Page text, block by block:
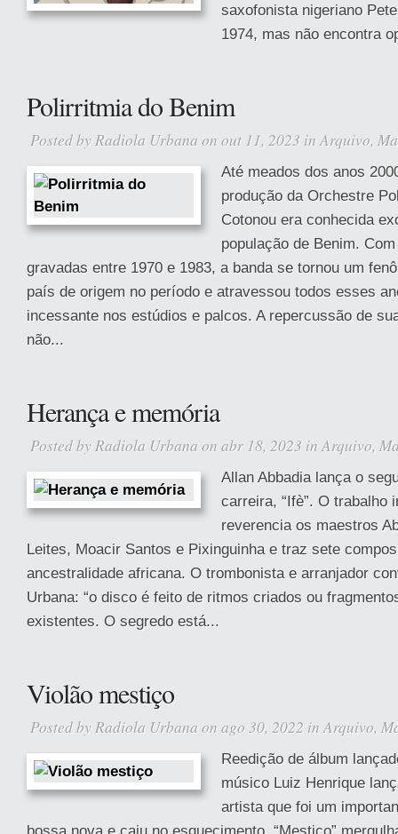
saxofonista nigeriano
1974, mas não encontra
Polirritmia do Benim
Posted by Radiola Urbana on out 11, 2023 inArquivo,
Até meados dos anos
produção da Orchestre
Cotonou era conhecida
população de Benim.
gravadas entre 1970 e 1983, a banda se tornou um
país de origem no período e atravessou todos esses
incessante nos estúdios e palcos. A repercussão de
não...
Herança e memória
Posted by Radiola Urbana on abr 18, 2023 inArquivo,
Allan Abbadia lança o
carreira, “Ifè”. O trabalho
reverencia os maestros
Leites, Moacir Santos e Pixinguinha e traz sete
ancestralidade africana. O trombonista e arranjador
Urbana: “o disco é feito de ritmos criados ou
existentes. O segredo está...
Violão mestiço
Posted by Radiola Urbana on ago 30, 2022 inArquivo,
Reedição de álbum
músico Luiz Henrique
artista que foi um
bossa nova e caiu no esquecimento. “Mestiço”